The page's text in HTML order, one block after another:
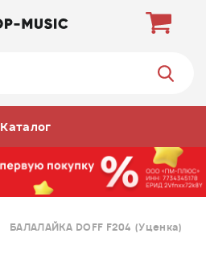
Каталог
БАЛАЛАЙКА DOFF F204 (Уценка)